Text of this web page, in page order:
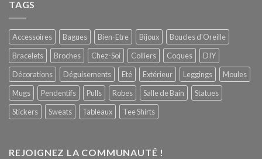
TAGS
Accessoires Bagues Bien-Etre Bijoux
Boucles d'Oreille
Bracelets
Broches Chez-Soi Colliers Coques
DIY
Décorations
Déguisements Eté Extérieur Leggings
Moules
Mugs
Pendentifs Pulls Robes Salle de Bain
Statues
Stickers
Sweats Tableaux Tee Shirts
REJOIGNEZ LA COMMUNAUTÉ !